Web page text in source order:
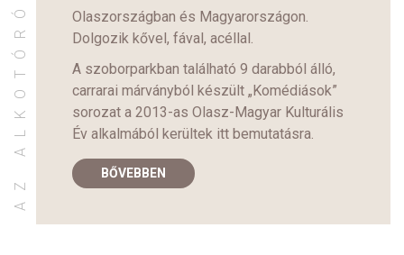
AZ ALKOTÓRÓL
Olaszországban és Magyarországon.
Dolgozik kővel, fával, acéllal.
A szoborparkban található 9 darabból álló,
carrarai márványból készült „Komédiások”
sorozat a 2013-as Olasz-Magyar Kulturális
Év alkalmából kerültek itt bemutatásra.
BŐVEBBEN